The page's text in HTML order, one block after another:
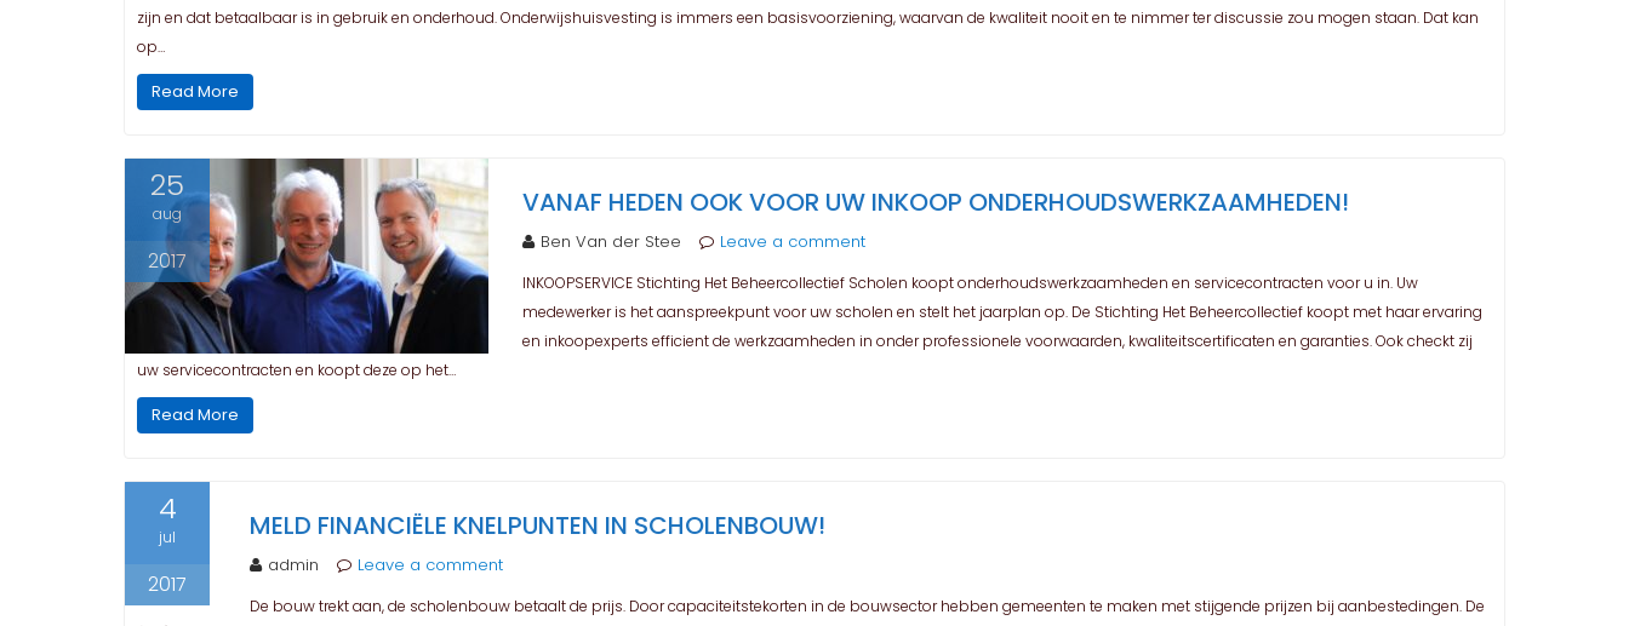
zijn en dat betaalbaar is in gebruik en onderhoud. Onderwijshuisvesting is immers een basisvoorziening, waarvan de kwaliteit nooit en te nimmer ter discussie zou mogen staan. Dat kan
op…
Read More
25
aug
2017
VANAF HEDEN OOK VOOR UW INKOOP ONDERHOUDSWERKZAAMHEDEN!
Ben Van der Stee Leave a comment
INKOOPSERVICE Stichting Het Beheercollectief Scholen koopt onderhoudswerkzaamheden en servicecontracten voor u in. Uw
medewerker is het aanspreekpunt voor uw scholen en stelt het jaarplan op. De Stichting Het Beheercollectief koopt met haar ervaring
en inkoopexperts efficient de werkzaamheden in onder professionele voorwaarden, kwaliteitscertificaten en garanties. Ook checkt zij
uw servicecontracten en koopt deze op het…
Read More
4
jul
2017
MELD FINANCIËLE KNELPUNTEN IN SCHOLENBOUW!
admin Leave a comment
De bouw trekt aan, de scholenbouw betaalt de prijs. Door capaciteitstekorten in de bouwsector hebben gemeenten te maken met stijgende prijzen bij aanbestedingen. De